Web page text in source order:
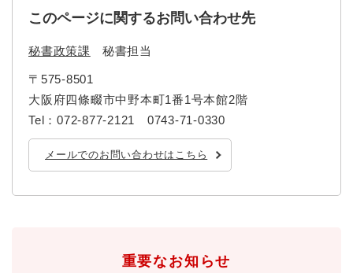
このページに関するお問い合わせ先
秘書政策課 秘書担当
〒575-8501
大阪府四條畷市中野本町1番1号本館2階
Tel：072-877-2121 0743-71-0330
メールでのお問い合わせはこちら
重要なお知らせ